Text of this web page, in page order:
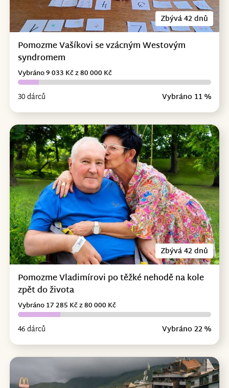
Zbývá 42 dnů
Pomozme Vašíkovi se vzácným Westovým
syndromem
30 dárců Vybráno 11 %
Vybráno 9 033 Kč z 80 000 Kč
Zbývá 42 dnů
Pomozme Vladimírovi po těžké nehodě na kole
zpět do života
46 dárců Vybráno 22 %
Vybráno 17 285 Kč z 80 000 Kč